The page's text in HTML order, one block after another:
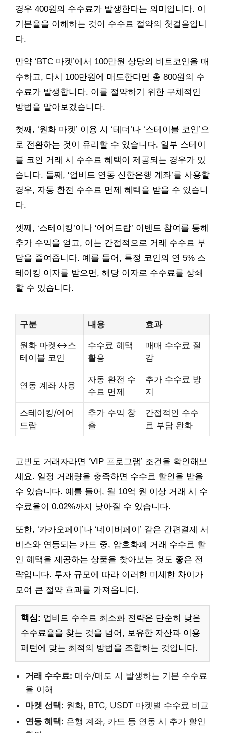
경우 400원의 수수료가 발생한다는 의미입니다. 이
기본율을 이해하는 것이 수수료 절약의 첫걸음입니
다.
만약 ‘BTC 마켓’에서 100만원 상당의 비트코인을 매
수하고, 다시 100만원에 매도한다면 총 800원의 수
수료가 발생합니다. 이를 절약하기 위한 구체적인
방법을 알아보겠습니다.
첫째, ‘원화 마켓’ 이용 시 ‘테더’나 ‘스테이블 코인’으
로 전환하는 것이 유리할 수 있습니다. 일부 스테이
블 코인 거래 시 수수료 혜택이 제공되는 경우가 있
습니다. 둘째, ‘업비트 연동 신한은행 계좌’를 사용할
경우, 자동 환전 수수료 면제 혜택을 받을 수 있습니
다.
셋째, ‘스테이킹’이나 ‘에어드랍’ 이벤트 참여를 통해
추가 수익을 얻고, 이는 간접적으로 거래 수수료 부
담을 줄여줍니다. 예를 들어, 특정 코인의 연 5% 스
테이킹 이자를 받으면, 해당 이자로 수수료를 상쇄
할 수 있습니다.
구분 내용 효과
원화 마켓↔스
테이블 코인
수수료 혜택
활용
매매 수수료 절
감
연동 계좌 사용
자동 환전 수
수료 면제
추가 수수료 방
지
스테이킹/에어
드랍
추가 수익 창
출
간접적인 수수
료 부담 완화
고빈도 거래자라면 ‘VIP 프로그램’ 조건을 확인해보
세요. 일정 거래량을 충족하면 수수료 할인을 받을
수 있습니다. 예를 들어, 월 10억 원 이상 거래 시 수
수료율이 0.02%까지 낮아질 수 있습니다.
또한, ‘카카오페이’나 ‘네이버페이’ 같은 간편결제 서
비스와 연동되는 카드 중, 암호화폐 거래 수수료 할
인 혜택을 제공하는 상품을 찾아보는 것도 좋은 전
략입니다. 투자 규모에 따라 이러한 미세한 차이가
모여 큰 절약 효과를 가져옵니다.
핵심: 업비트 수수료 최소화 전략은 단순히 낮은
수수료율을 찾는 것을 넘어, 보유한 자산과 이용
패턴에 맞는 최적의 방법을 조합하는 것입니다.
거래 수수료: 매수/매도 시 발생하는 기본 수수료
율 이해
마켓 선택: 원화, BTC, USDT 마켓별 수수료 비교
연동 혜택: 은행 계좌, 카드 등 연동 시 추가 할인